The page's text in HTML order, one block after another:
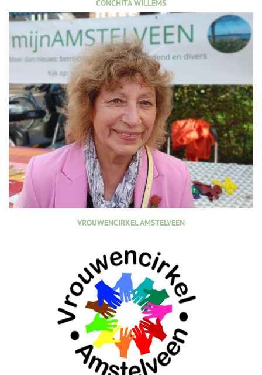
CONCHITA WILLEMS
VROUWENCIRKEL AMSTELVEEN